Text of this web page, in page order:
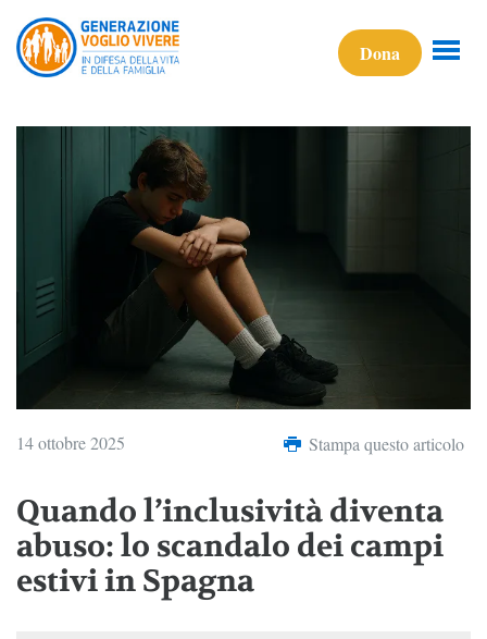
Dona
14 ottobre 2025 Stampa questo articolo
Quando l’inclusività diventa
abuso: lo scandalo dei campi
estivi in Spagna